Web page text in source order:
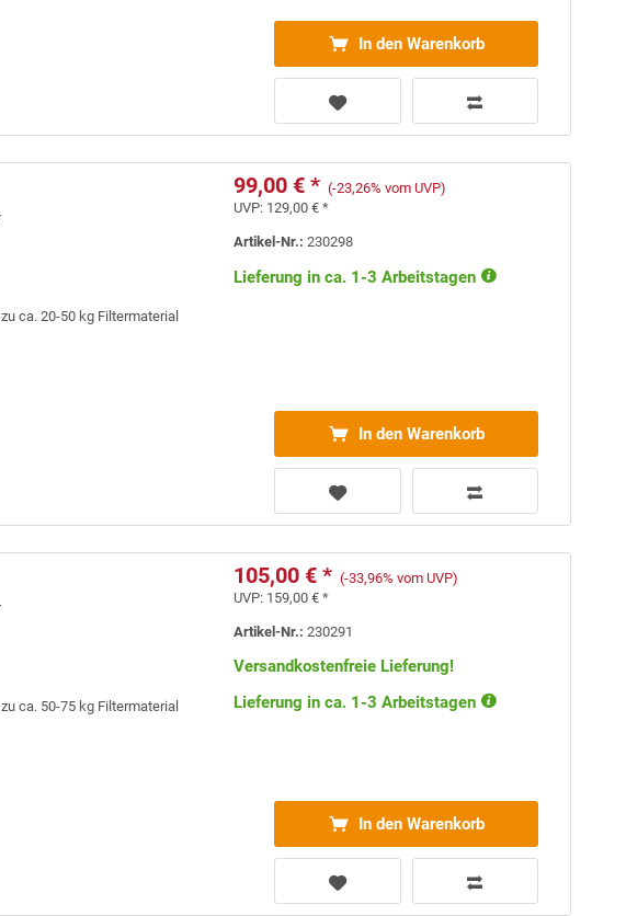
In den Warenkorb
ca. 20-50 kg Filtermaterial
99,00 € * (-23,26% vom UVP)
UVP: 129,00 € *
Artikel-Nr.:230298
Lieferung in ca. 1-3 Arbeitstagen
In den Warenkorb
ca. 50-75 kg Filtermaterial
105,00 € * (-33,96% vom UVP)
UVP: 159,00 € *
Artikel-Nr.:230291
Versandkostenfreie Lieferung!
Lieferung in ca. 1-3 Arbeitstagen
In den Warenkorb